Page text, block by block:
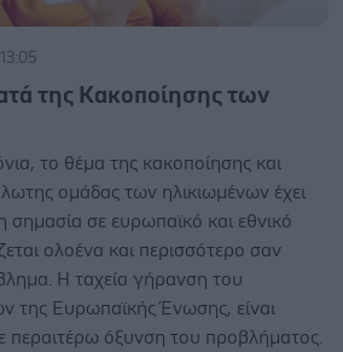
της Κακοποίησης των
το θέμα της κακοποίησης και
ομάδας των ηλικιωμένων έχει
σημασία σε ευρωπαϊκό και εθνικό
ολοένα και περισσότερο σαν
Η ταχεία γήρανση του
της Ευρωπαϊκής Ένωσης, είναι
περαιτέρω όξυνση του προβλήματος.